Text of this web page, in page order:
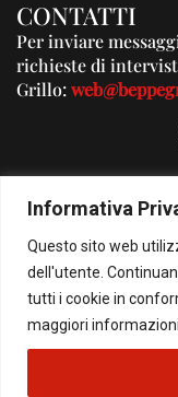
Informativa
Questo sito web
dell'utente.
tutti i cookie in
maggiori
CONTATTI
Per inviare
richieste di
Grillo:
HOMEPAGE
© Copyright 2026 - Il